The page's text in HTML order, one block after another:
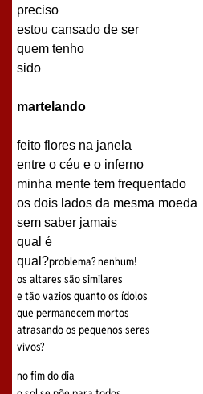
preciso
estou cansado de ser
quem tenho
sido
martelando
feito flores na janela
entre o céu e o inferno
minha mente tem frequentado
os dois lados da mesma moeda
sem saber jamais
qual é
qual?problema? nenhum!
os altares são similares
e tão vazios quanto os ídolos
que permanecem mortos
atrasando os pequenos seres
vivos?
no fim do dia